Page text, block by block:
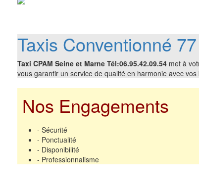
Taxis Conventionné 77
Taxi CPAM Seine et Marne Tél:06.95.42.09.54 met à
vous garantir un service de qualité en harmonie avec vos
Nos Engagements
- Sécurité
- Ponctualité
- Disponibilité
- Professionnalisme